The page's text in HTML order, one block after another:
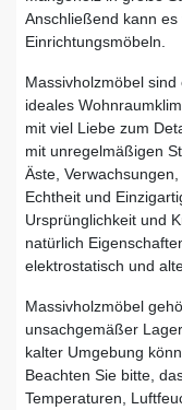
Anschließend kann
Einrichtungsmöbeln.
Massivholzmöbel
ideales
mit viel Liebe zum
mit unregelmäßigen
Äste,
Echtheit und
Ursprünglichkeit und
natürlich
elektrostatisch und
Massivholzmöbel
unsachgemäßer
kalter Umgebung
Beachten Sie bitte,
Temperaturen,